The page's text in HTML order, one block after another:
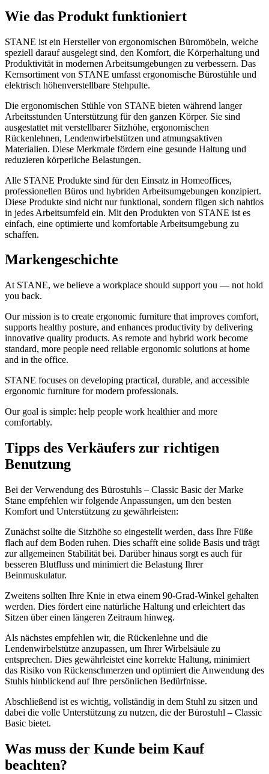
Wie das Produkt funktioniert
STANE ist ein Hersteller von ergonomischen Büromöbeln, welche
speziell darauf ausgelegt sind, den Komfort, die Körperhaltung und
Produktivität in modernen Arbeitsumgebungen zu verbessern. Das
Kernsortiment von STANE umfasst ergonomische Bürostühle und
elektrisch höhenverstellbare Stehpulte.
Die ergonomischen Stühle von STANE bieten während langer
Arbeitsstunden Unterstützung für den ganzen Körper. Sie sind
ausgestattet mit verstellbarer Sitzhöhe, ergonomischen
Rückenlehnen, Lendenwirbelstützen und atmungsaktiven
Materialien. Diese Merkmale fördern eine gesunde Haltung und
reduzieren körperliche Belastungen.
Alle STANE Produkte sind für den Einsatz in Homeoffices,
professionellen Büros und hybriden Arbeitsumgebungen konzipiert.
Diese Produkte sind nicht nur funktional, sondern fügen sich nahtlos
in jedes Arbeitsumfeld ein. Mit den Produkten von STANE ist es
einfach, eine optimierte und komfortable Arbeitsumgebung zu
schaffen.
Markengeschichte
At STANE, we believe a workplace should support you — not hold
you back.
Our mission is to create ergonomic furniture that improves comfort,
supports healthy posture, and enhances productivity by delivering
innovative quality products. As remote and hybrid work become
standard, more people need reliable ergonomic solutions at home
and in the office.
STANE focuses on developing practical, durable, and accessible
ergonomic furniture for modern professionals.
Our goal is simple: help people work healthier and more
comfortably.
Tipps des Verkäufers zur richtigen
Benutzung
Bei der Verwendung des Bürostuhls – Classic Basic der Marke
Stane empfehlen wir folgende Anpassungen, um den besten
Komfort und Unterstützung zu gewährleisten:
Zunächst sollte die Sitzhöhe so eingestellt werden, dass Ihre Füße
flach auf dem Boden ruhen. Dies schafft eine solide Basis und trägt
zur allgemeinen Stabilität bei. Darüber hinaus sorgt es auch für
besseren Blutfluss und minimiert die Belastung Ihrer
Beinmuskulatur.
Zweitens sollten Ihre Knie in etwa einem 90-Grad-Winkel gehalten
werden. Dies fördert eine natürliche Haltung und erleichtert das
Sitzen über einen längeren Zeitraum hinweg.
Als nächstes empfehlen wir, die Rückenlehne und die
Lendenwirbelstütze anzupassen, um Ihrer Wirbelsäule zu
entsprechen. Dies gewährleistet eine korrekte Haltung, minimiert
das Risiko von Rückenschmerzen und optimiert die Anwendung des
Stuhls hinblickend auf Ihre persönlichen Bedürfnisse.
Abschließend ist es wichtig, vollständig in dem Stuhl zu sitzen und
dabei die volle Unterstützung zu nutzen, die der Bürostuhl – Classic
Basic bietet.
Was muss der Kunde beim Kauf
beachten?